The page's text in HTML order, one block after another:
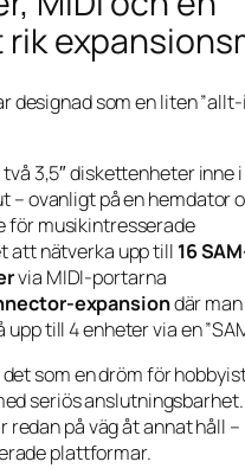
rik
designad som en liten
3,5″ diskettenheter inne
– ovanligt på en hem­dator
för musikintresserade
att nätverka upp till 16
via MIDI-portarna
expansiondär
upp till 4 enheter via en
som en dröm för
seriös
redan på väg åt annat håll –
plattformar.